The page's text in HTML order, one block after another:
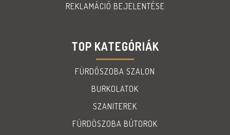
REKLAMÁCIÓ BEJELENTÉSE
TOP KATEGÓRIÁK
FÜRDŐSZOBA SZALON
BURKOLATOK
SZANITEREK
FÜRDÖSZOBA BÚTOROK